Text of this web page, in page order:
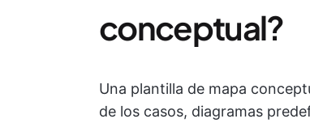
conceptual?
Una plantilla de mapa
de los casos, diagramas